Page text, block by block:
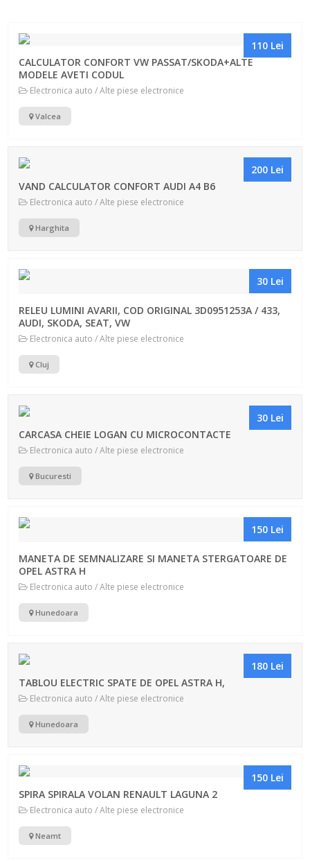
110 Lei
CALCULATOR CONFORT VW PASSAT/SKODA+ALTE
MODELE AVETI CODUL
Electronica auto / Alte piese electronice
Valcea
200 Lei
VAND CALCULATOR CONFORT AUDI A4 B6
Electronica auto / Alte piese electronice
Harghita
30 Lei
RELEU LUMINI AVARII, COD ORIGINAL 3D0951253A / 433,
AUDI, SKODA, SEAT, VW
Electronica auto / Alte piese electronice
Cluj
30 Lei
CARCASA CHEIE LOGAN CU MICROCONTACTE
Electronica auto / Alte piese electronice
Bucuresti
150 Lei
MANETA DE SEMNALIZARE SI MANETA STERGATOARE DE
OPEL ASTRA H
Electronica auto / Alte piese electronice
Hunedoara
180 Lei
TABLOU ELECTRIC SPATE DE OPEL ASTRA H,
Electronica auto / Alte piese electronice
Hunedoara
150 Lei
SPIRA SPIRALA VOLAN RENAULT LAGUNA 2
Electronica auto / Alte piese electronice
Neamt